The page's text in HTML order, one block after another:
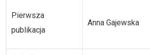
Pierwsza
publikacja
Anna Gajewska